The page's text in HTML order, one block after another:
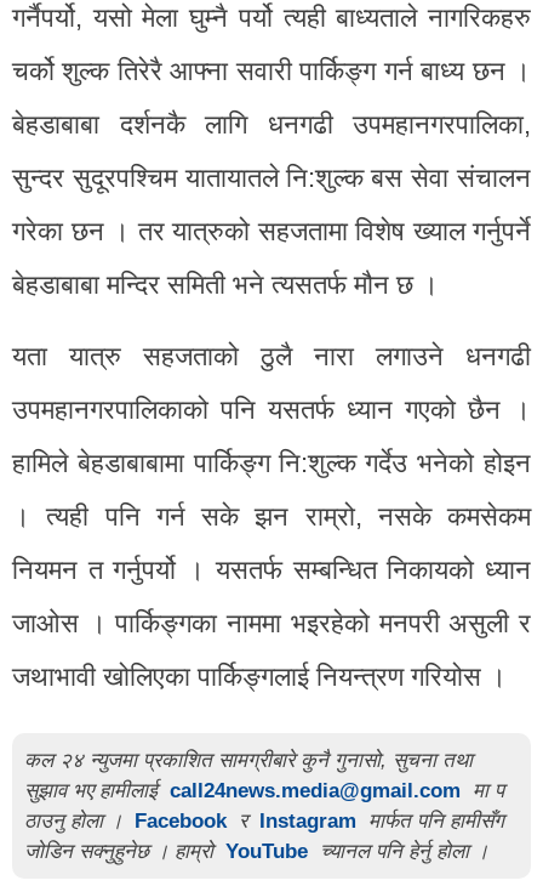
गर्नैपर्यो, यसो मेला घुम्नै पर्यो त्यही बाध्यताले नागरिकहरु
चर्को शुल्क तिरेरै आफ्ना सवारी पार्किङ्ग गर्न बाध्य छन ।
बेहडाबाबा दर्शनकै लागि धनगढी उपमहानगरपालिका,
सुन्दर सुदूरपश्चिम यातायातले नि:शुल्क बस सेवा संचालन
गरेका छन । तर यात्रुको सहजतामा विशेष ख्याल गर्नुपर्ने
बेहडाबाबा मन्दिर समिती भने त्यसतर्फ मौन छ ।
यता यात्रु सहजताको ठुलै नारा लगाउने धनगढी
उपमहानगरपालिकाको पनि यसतर्फ ध्यान गएको छैन ।
हामिले बेहडाबाबामा पार्किङ्ग नि:शुल्क गर्देउ भनेको होइन
। त्यही पनि गर्न सके झन राम्रो, नसके कमसेकम
नियमन त गर्नुपर्यो । यसतर्फ सम्बन्धित निकायको ध्यान
जाओस । पार्किङ्गका नाममा भइरहेको मनपरी असुली र
जथाभावी खोलिएका पार्किङ्गलाई नियन्त्रण गरियोस ।
कल २४ न्युजमा प्रकाशित सामग्रीबारे कुनै गुनासो, सुचना तथा
सुझाव भए हामीलाई call24news.media@gmail.com
मा प
ठाउनु होला ।
Facebook र Instagram
मार्फत पनि हामीसँग
जोडिन सक्नुहुनेछ । हाम्रो YouTube च्यानल पनि हेर्नु होला ।